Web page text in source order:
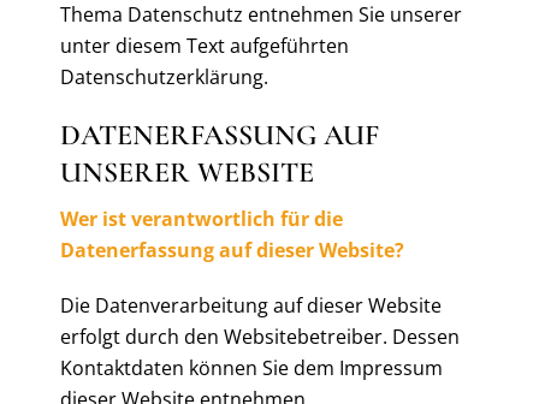
Thema Datenschutz entnehmen Sie unserer
unter diesem Text aufgeführten
Datenschutzerklärung.
DATENERFASSUNG AUF
UNSERER WEBSITE
Wer ist verantwortlich für die
Datenerfassung auf dieser Website?
Die Datenverarbeitung auf dieser Website
erfolgt durch den Websitebetreiber. Dessen
Kontaktdaten können Sie dem Impressum